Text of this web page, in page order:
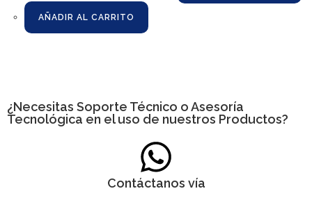
AÑADIR AL CARRITO
¿Necesitas Soporte Técnico o Asesoría
Tecnológica en el uso de nuestros Productos?
Contáctanos vía